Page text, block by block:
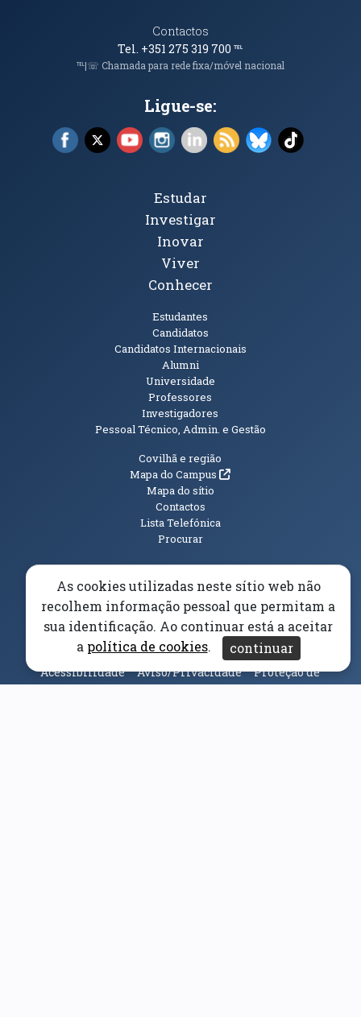
Contactos
Tel. +351 275 319 700℡
℡|☏ Chamada para rede fixa/móvel nacional
Ligue-se:
Facebook (abre em nova janela)
X (abre em nova janela)
YouTube (abre em nova janela)
Instagram (abre em nova janela)
LinkedIn (abre em nova
RSS (abre em nova
Bluesky (abre
TikTok
Tópicos Principais
Estudar
Investigar
Inovar
Viver
Conhecer
Estudantes
Candidatos
Candidatos Internacionais
Alumni
Universidade
Professores
Investigadores
Pessoal Técnico, Admin. e Gestão
Informações Adicionais
Covilhã e região
Mapa do Campus(abre em nova janela)
Mapa do sítio
Contactos
Lista Telefónica
Procurar
Elogios, Sugestões e Reclamações Livro Amarelo
Canal Denúncia(abre em nova janela)
Acessibilidade Aviso/Privacidade
Proteção de
Dados
As cookies utilizadas neste sítio web não
recolhem informação pessoal que permitam a
sua identificação. Ao continuar está a aceitar
a política de cookies. continuar